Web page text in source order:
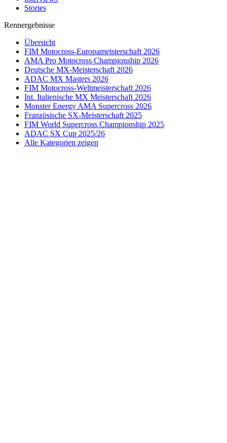
Stories
Rennergebnisse
Übersicht
FIM Motocross-Europameisterschaft 2026
AMA Pro Motocross Championship 2026
Deutsche MX-Meisterschaft 2026
ADAC MX Masters 2026
FIM Motocross-Weltmeisterschaft 2026
Int. Italienische MX Meisterschaft 2026
Monster Energy AMA Supercross 2026
Französische SX-Meisterschaft 2025
FIM World Supercross Championship 2025
ADAC SX Cup 2025/26
Alle Kategorien zeigen